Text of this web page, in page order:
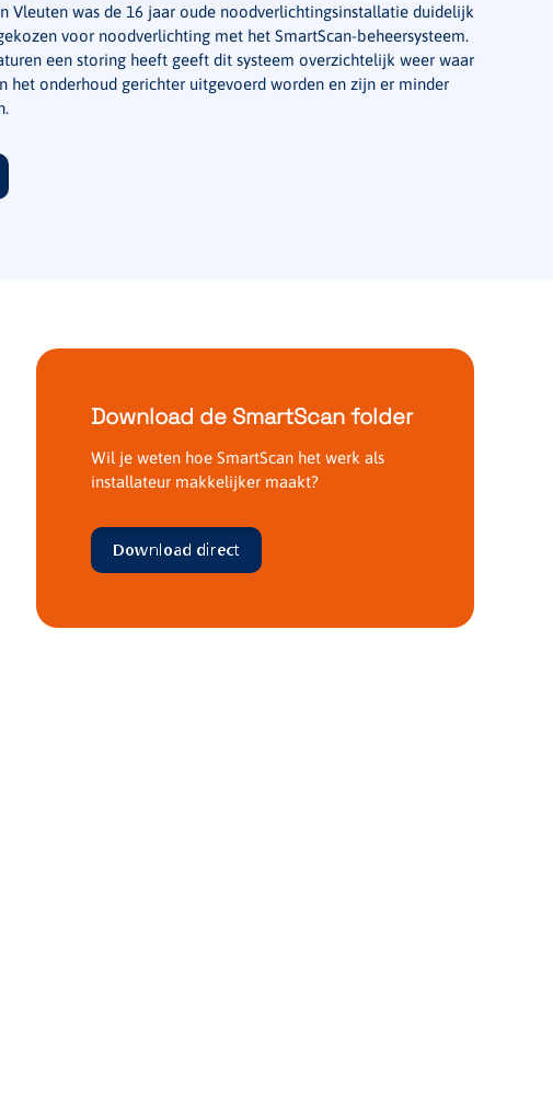
Vleuten was de 16 jaar oude noodverlichtingsinstallatie duidelijk
voor noodverlichting met het SmartScan-beheersysteem.
een storing heeft geeft dit systeem overzichtelijk weer waar
het onderhoud gerichter uitgevoerd worden en zijn er minder
Download de SmartScan folder
Wil je weten hoe SmartScan het werk als
installateur makkelijker maakt?
Download direct